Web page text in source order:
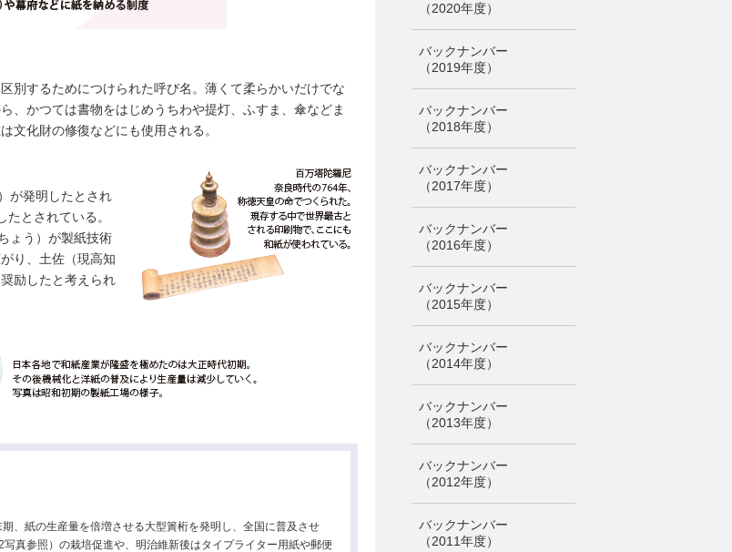
別するためにつけられた呼び名。薄くて柔らかいだけでな
、かつては書物をはじめうちわや提灯、ふすま、傘などま
文化財の修復などにも使用される。
が発明したとされ
とされている。
ょう）が製紙技術
り、土佐（現高知
励したと考えられ
、紙の生産量を倍増させる大型簀桁を発明し、全国に普及させ
真参照）の栽培促進や、明治維新後はタイプライター用紙や郵便
（2020年度）
バックナンバー
（2019年度）
バックナンバー
（2018年度）
バックナンバー
（2017年度）
バックナンバー
（2016年度）
バックナンバー
（2015年度）
バックナンバー
（2014年度）
バックナンバー
（2013年度）
バックナンバー
（2012年度）
バックナンバー
（2011年度）